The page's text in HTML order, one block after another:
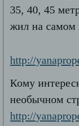
35, 40, 45
жил на самом
http://
Кому
необычном
http://